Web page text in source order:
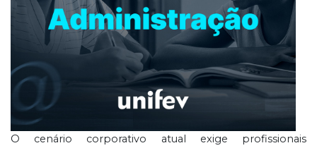
O cenário corporativo atual exige profissionais